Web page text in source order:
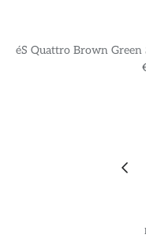
éS Quattro Brown Green